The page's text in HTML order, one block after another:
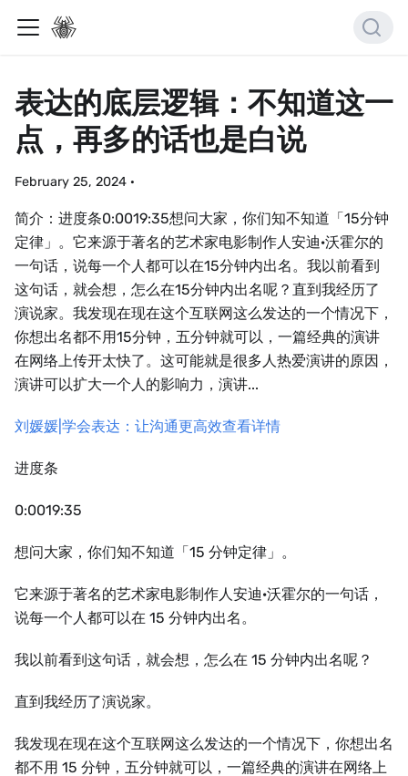
表达的底层逻辑：不知道这一
点，再多的话也是白说
February 25, 2024 ·
简介：进度条0:0019:35想问大家，你们知不知道「15分钟
定律」。它来源于著名的艺术家电影制作人安迪·沃霍尔的
一句话，说每一个人都可以在15分钟内出名。我以前看到
这句话，就会想，怎么在15分钟内出名呢？直到我经历了
演说家。我发现在现在这个互联网这么发达的一个情况下，
你想出名都不用15分钟，五分钟就可以，一篇经典的演讲
在网络上传开太快了。这可能就是很多人热爱演讲的原因，
演讲可以扩大一个人的影响力，演讲...
刘媛媛|学会表达：让沟通更高效查看详情
进度条
0:0019:35
想问大家，你们知不知道「15 分钟定律」。
它来源于著名的艺术家电影制作人安迪·沃霍尔的一句话，
说每一个人都可以在 15 分钟内出名。
我以前看到这句话，就会想，怎么在 15 分钟内出名呢？
直到我经历了演说家。
我发现在现在这个互联网这么发达的一个情况下，你想出名
都不用 15 分钟，五分钟就可以，一篇经典的演讲在网络上